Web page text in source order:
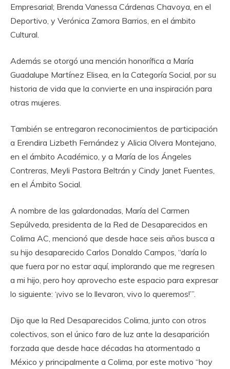
Empresarial; Brenda Vanessa Cárdenas Chavoya, en el
Deportivo, y Verónica Zamora Barrios, en el ámbito
Cultural.
Además se otorgó una mención honorífica a María
Guadalupe Martínez Elisea, en la Categoría Social, por su
historia de vida que la convierte en una inspiración para
otras mujeres.
También se entregaron reconocimientos de participación
a Erendira Lizbeth Fernández y Alicia Olvera Montejano,
en el ámbito Académico, y a María de los Ángeles
Contreras, Meyli Pastora Beltrán y Cindy Janet Fuentes,
en el Ámbito Social.
A nombre de las galardonadas, María del Carmen
Sepúlveda, presidenta de la Red de Desaparecidos en
Colima AC, mencionó que desde hace seis años busca a
su hijo desaparecido Carlos Donaldo Campos, “daría lo
que fuera por no estar aquí, implorando que me regresen
a mi hijo, pero hoy aprovecho este espacio para expresar
lo siguiente: ‘¡vivo se lo llevaron, vivo lo queremos!’”.
Dijo que la Red Desaparecidos Colima, junto con otros
colectivos, son el único faro de luz ante la desaparición
forzada que desde hace décadas ha atormentado a
México y principalmente a Colima, por este motivo “hoy